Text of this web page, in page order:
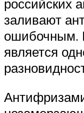
российских
заливают
ошибочным.
является